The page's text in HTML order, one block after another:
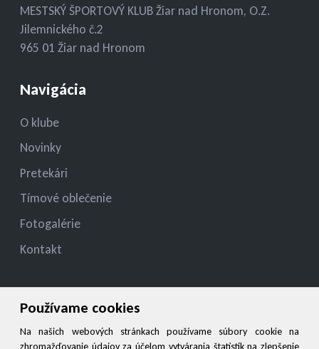
Používame cookies
Na našich webových stránkach používame súbory cookie na
zhromažďovanie údajov za účelom vytvárania štatistík na zlepšenie
MESTSKÝ ŠPORTOVÝ KLUB Žiar nad Hronom, O.Z.
Jilemnického č.2
965 01 Žiar nad Hronom
Navigácia
O klube
Novinky
Pretekári
Tímové oblečenie
Fotogalérie
Kontakt
Kontakt
jelza.jozef@gmail.com